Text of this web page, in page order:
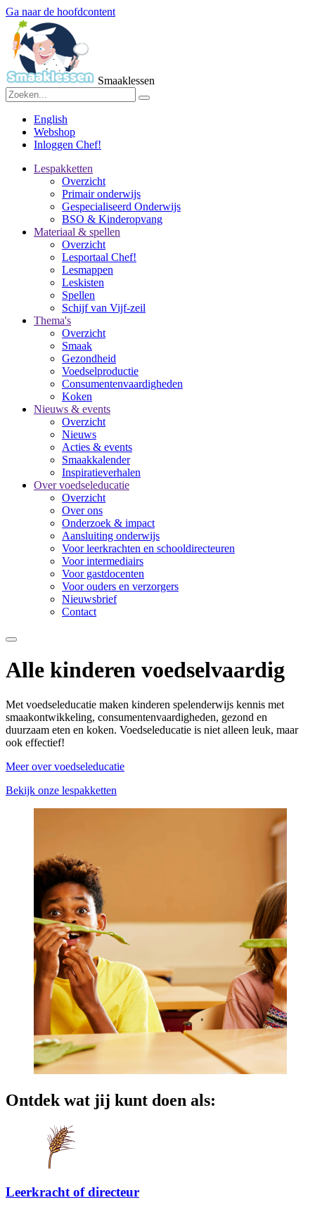
Ga naar de hoofdcontent
Smaaklessen
English
Webshop
Inloggen Chef!
Lespakketten
Overzicht
Primair onderwijs
Gespecialiseerd Onderwijs
BSO & Kinderopvang
Materiaal & spellen
Overzicht
Lesportaal Chef!
Lesmappen
Leskisten
Spellen
Schijf van Vijf-zeil
Thema's
Overzicht
Smaak
Gezondheid
Voedselproductie
Consumentenvaardigheden
Koken
Nieuws & events
Overzicht
Nieuws
Acties & events
Smaakkalender
Inspiratieverhalen
Over voedseleducatie
Overzicht
Over ons
Onderzoek & impact
Aansluiting onderwijs
Voor leerkrachten en schooldirecteuren
Voor intermediairs
Voor gastdocenten
Voor ouders en verzorgers
Nieuwsbrief
Contact
Alle kinderen voedselvaardig
Met voedseleducatie maken kinderen spelenderwijs kennis met
smaakontwikkeling, consumentenvaardigheden, gezond en
duurzaam eten en koken. Voedseleducatie is niet alleen leuk, maar
ook effectief!
Meer over voedseleducatie
Bekijk onze lespakketten
Ontdek wat jij kunt doen als:
Leerkracht of directeur